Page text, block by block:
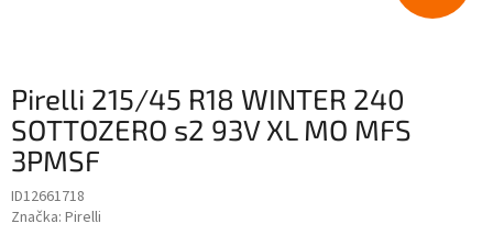
Pirelli 215/45 R18 WINTER 240
SOTTOZERO s2 93V XL MO MFS
3PMSF
ID12661718
Značka: Pirelli